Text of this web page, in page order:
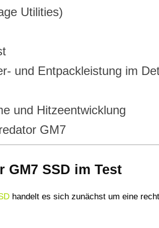
Utilities)
und Entpackleistung im
und Hitzeentwicklung
GM7
GM7 SSD im Test
handelt es sich zunächst um eine